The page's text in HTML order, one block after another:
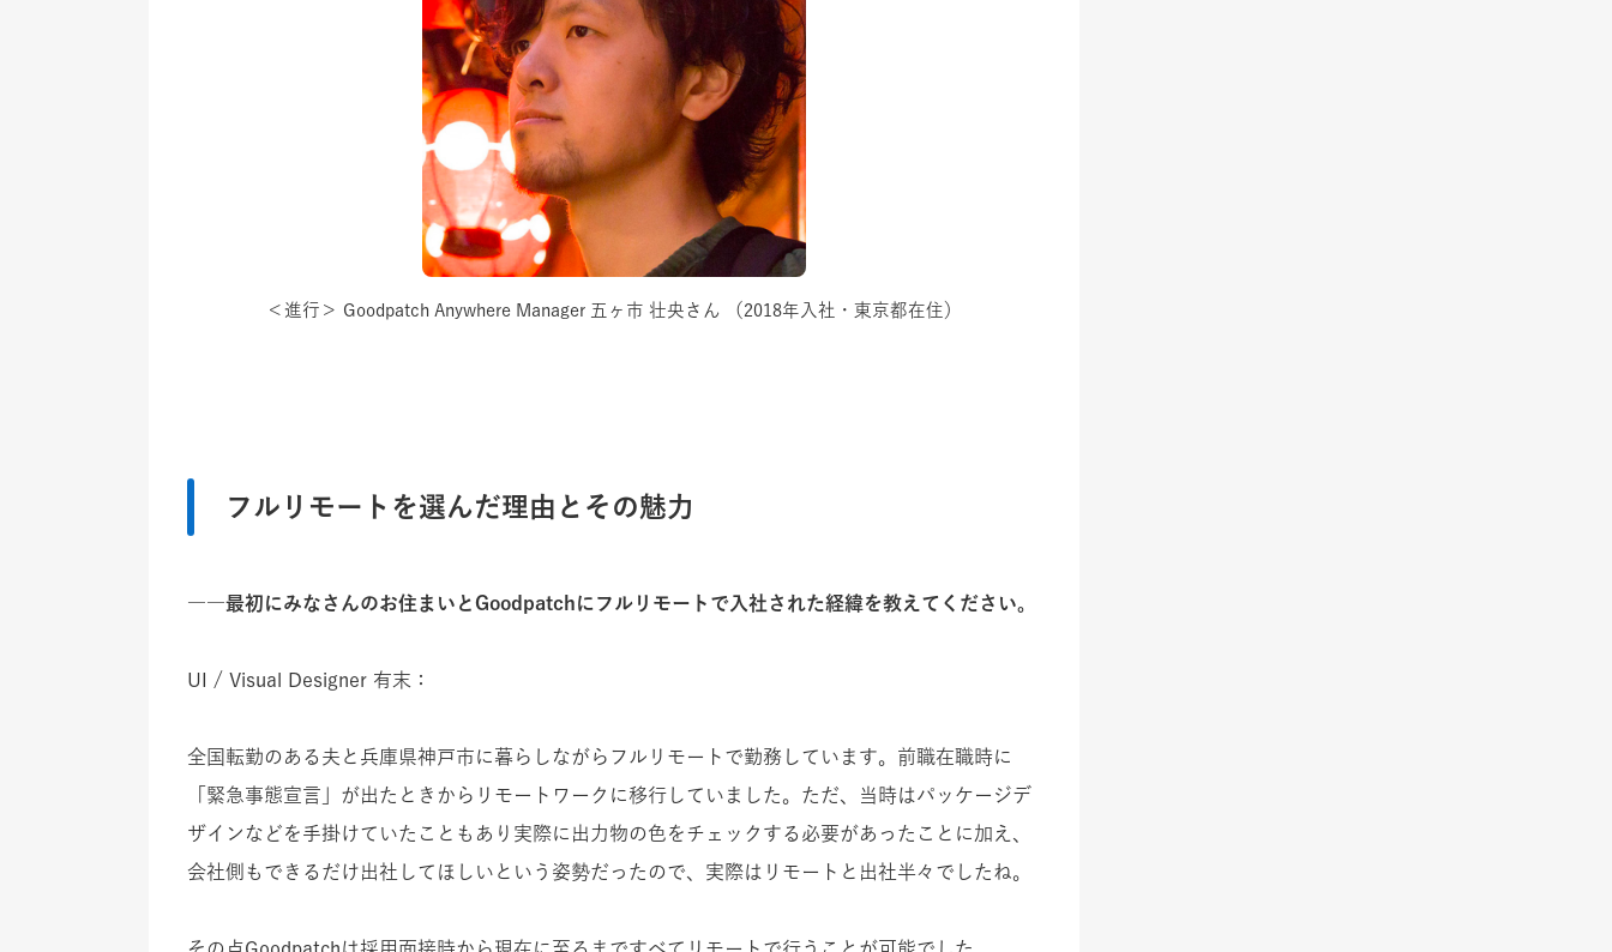
＜進行＞ Goodpatch Anywhere Manager 五ヶ市 壮央さん （2018年入社・東京都在住）
フルリモートを選んだ理由とその魅力
――最初にみなさんのお住まいとGoodpatchにフルリモートで入社された経緯を教えてください。
UI / Visual Designer 有末 ：
全国転勤のある夫と兵庫県神戸市に暮らしながらフルリモートで勤務しています。前職在職時に
「緊急事態宣言」が出たときからリモートワークに移行していました。ただ、当時はパッケージデ
ザインなどを手掛けていたこともあり実際に出力物の色をチェックする必要があったことに加え、
会社側もできるだけ出社してほしいという姿勢だったので、実際はリモートと出社半々でしたね。